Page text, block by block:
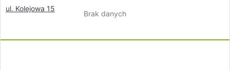
ul. Kolejowa 15
Brak danych